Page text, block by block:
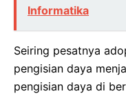
Informatika
Seiring pesatnya
pengisian daya
pengisian daya di